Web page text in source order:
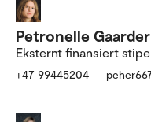
Petronelle
Eksternt finansiert
+47 99445204